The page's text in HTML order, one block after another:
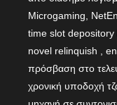
Microgaming,
time slot
novel relinquish ,
πρόσβαση στο
χρονική υποδοχή